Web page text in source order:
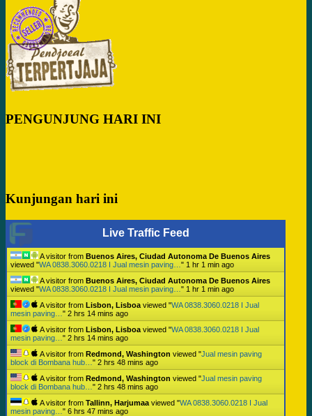
PENGUNJUNG HARI INI
Kunjungan hari ini
Live Traffic Feed
A visitor from Buenos Aires, Ciudad Autonoma De Buenos Aires
viewed "WA 0838.3060.0218 I Jual mesin paving… " 1 hr 1 min ago
A visitor from Buenos Aires, Ciudad Autonoma De Buenos Aires
viewed "WA 0838.3060.0218 I Jual mesin paving… " 1 hr 1 min ago
A visitor from Lisbon, Lisboa viewed "WA 0838.3060.0218 I Jual
mesin paving… " 2 hrs 14 mins ago
A visitor from Lisbon, Lisboa viewed "WA 0838.3060.0218 I Jual
mesin paving… " 2 hrs 14 mins ago
A visitor from Redmond, Washington viewed "Jual mesin paving
block di Bombana hub… " 2 hrs 48 mins ago
A visitor from Redmond, Washington viewed "Jual mesin paving
block di Bombana hub… " 2 hrs 48 mins ago
A visitor from Tallinn, Harjumaa viewed "WA 0838.3060.0218 I Jual
mesin paving… " 6 hrs 47 mins ago